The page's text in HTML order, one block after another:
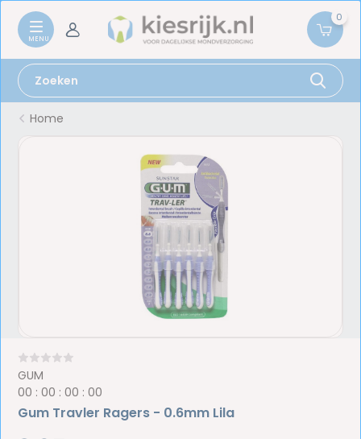
0
Home
GUM
00 :00 :00 :00
Gum Travler Ragers - 0.6mm Lila